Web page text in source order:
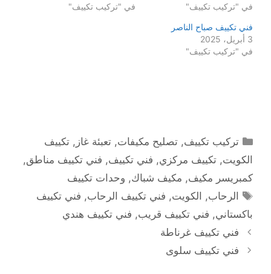
في "تركيب تكييف"
في "تركيب تكييف"
فني تكييف صباح الناصر
3 أبريل، 2025
في "تركيب تكييف"
التصنيفات
تركيب تكييف,تصليح مكيفات,تعبئة غاز ,تكييف
الكويت, تكييف مركزي, فني تكييف, فني تكييف مناطق,
كمبريسر مكيف, مكيف شباك, وحدات تكييف
الوسوم
الرحاب, الكويت, فني تكييف الرحاب, فني تكييف
باكستاني, فني تكييف قريب, فني تكييف هندي
فني تكييف غرناطة
فني تكييف سلوى